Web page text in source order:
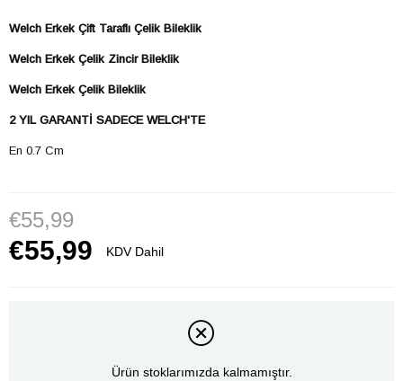
Welch Erkek Çift Taraflı Çelik Bileklik
Welch Erkek Çelik Zincir Bileklik
​​Welch Erkek Çelik Bileklik
2 YIL GARANTİ SADECE WELCH'TE
En 0.7 Cm
€55,99
KDV Dahil
€55,99
Ürün stoklarımızda kalmamıştır.